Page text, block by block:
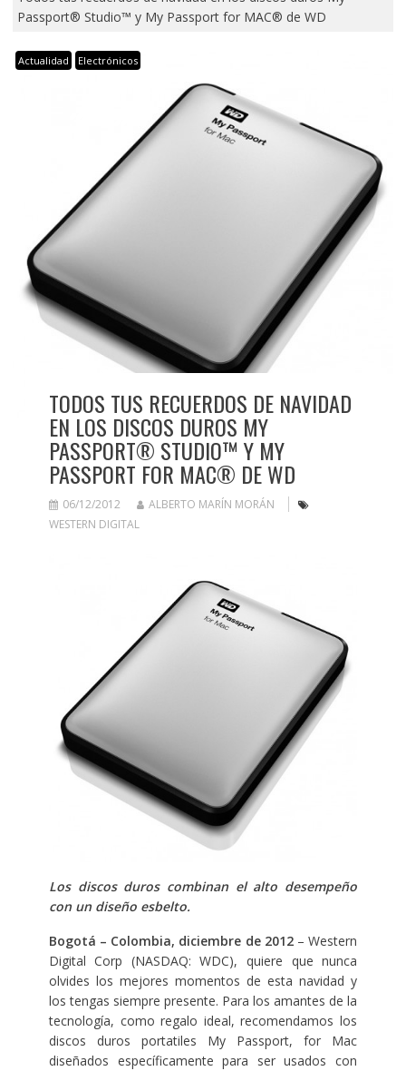
Passport® Studio™ y My Passport for MAC® de WD
Actualidad Electrónicos
TODOS TUS RECUERDOS DE NAVIDAD
EN LOS DISCOS DUROS MY
PASSPORT® STUDIO™ Y MY
PASSPORT FOR MAC® DE WD
06/12/2012
ALBERTO MARÍN MORÁN
WESTERN DIGITAL
Los discos duros combinan el alto desempeño
con un diseño esbelto.
Bogotá – Colombia, diciembre de 2012– Western
Digital Corp (NASDAQ: WDC), quiere que nunca
olvides los mejores momentos de esta navidad y
los tengas siempre presente. Para los amantes de la
tecnología, como regalo ideal, recomendamos los
discos duros portatiles My Passport, for Mac
diseñados específicamente para ser usados con